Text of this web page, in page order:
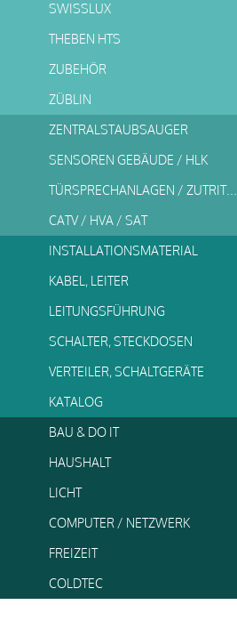
SWISSLUX
THEBEN HTS
ZUBEHÖR
ZÜBLIN
ZENTRALSTAUBSAUGER
SENSOREN GEBÄUDE / HLK
TÜRSPRECHANLAGEN / ZUTRITTSSYSTEME
CATV / HVA / SAT
INSTALLATIONSMATERIAL
KABEL, LEITER
LEITUNGSFÜHRUNG
SCHALTER, STECKDOSEN
VERTEILER, SCHALTGERÄTE
KATALOG
BAU & DO IT
HAUSHALT
LICHT
COMPUTER / NETZWERK
FREIZEIT
COLDTEC